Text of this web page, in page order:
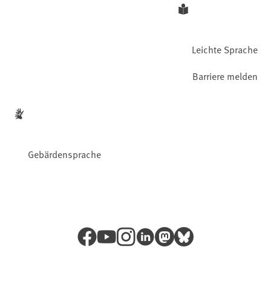
Leichte Sprache
Gebärdensprache
Barriere melden